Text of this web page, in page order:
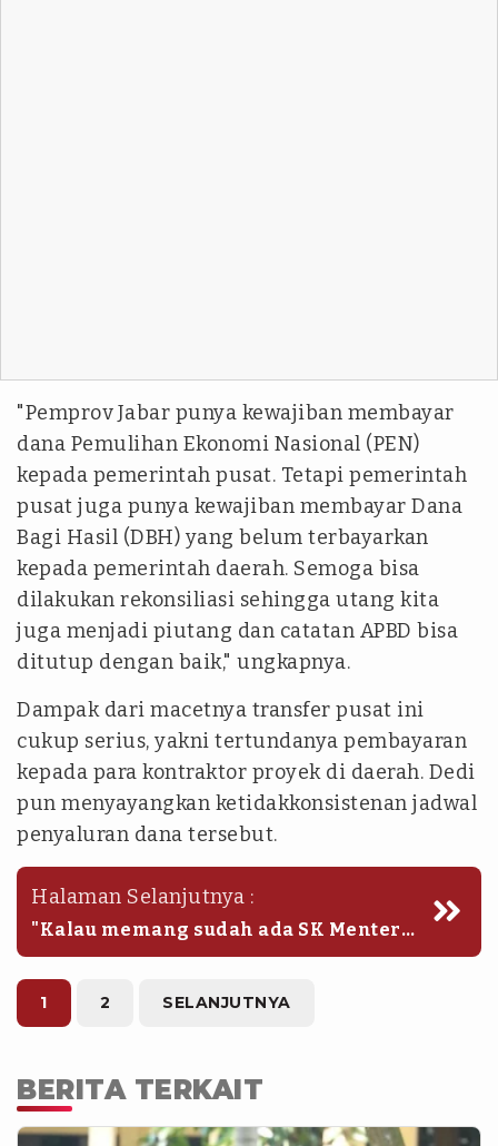
"Pemprov Jabar punya kewajiban membayar
dana Pemulihan Ekonomi Nasional (PEN)
kepada pemerintah pusat. Tetapi pemerintah
pusat juga punya kewajiban membayar Dana
Bagi Hasil (DBH) yang belum terbayarkan
kepada pemerintah daerah. Semoga bisa
dilakukan rekonsiliasi sehingga utang kita
juga menjadi piutang dan catatan APBD bisa
ditutup dengan baik," ungkapnya.
Dampak dari macetnya transfer pusat ini
cukup serius, yakni tertundanya pembayaran
kepada para kontraktor proyek di daerah. Dedi
pun menyayangkan ketidakkonsistenan jadwal
penyaluran dana tersebut.
Halaman Selanjutnya :
"Kalau memang sudah ada SK Menteri
Keuangannya sekian, maka kami
berharap konsisten sampai Desember.
Yang terjadi pada 2025, dana tersebut
justru dibayarkan menjelang
mengalami penundaan," tutur Dedi.
1 2 SELANJUTNYA
BERITA TERKAIT